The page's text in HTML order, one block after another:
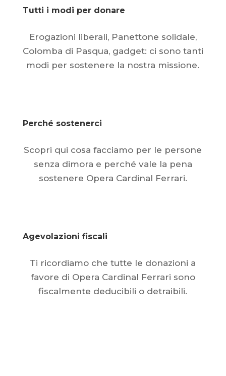
Tutti i modi per donare
Erogazioni liberali, Panettone solidale,
Colomba di Pasqua, gadget: ci sono tanti
modi per sostenere la nostra missione.
Perché sostenerci
Scopri qui cosa facciamo per le persone
senza dimora e perché vale la pena
sostenere Opera Cardinal Ferrari.
Agevolazioni fiscali
Ti ricordiamo che tutte le donazioni a
favore di Opera Cardinal Ferrari sono
fiscalmente deducibili o detraibili.